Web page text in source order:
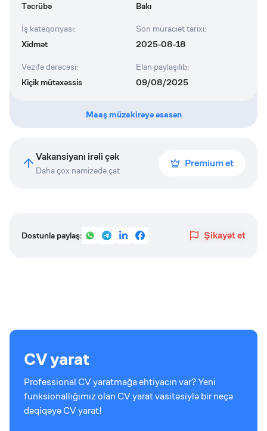
Təcrübə
Bakı
İş kateqoriyası:
Xidmət
Son müraciət tarixi:
2025-08-18
Vəzifə dərəcəsi:
Kiçik mütəxəssis
Elan paylaşılıb:
09/08/2025
Maaş müzakirəyə əsasən
Vakansiyanı irəli çək
Daha çox namizədə çat
Premium et
Dostunla paylaş: Şikayət et
CV yarat
Professional CV yaratmağa ehtiyacın var? Yeni
funksionallığımız olan CV yarat vasitəsiylə bir neçə
dəqiqəyə CV yarat!